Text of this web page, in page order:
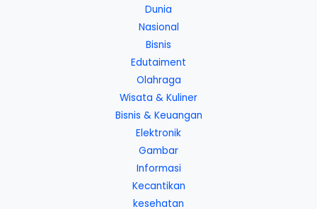
Dunia
Nasional
Bisnis
Edutaiment
Olahraga
Wisata & Kuliner
Bisnis & Keuangan
Elektronik
Gambar
Informasi
Kecantikan
kesehatan